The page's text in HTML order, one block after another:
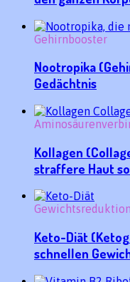
Gehirnbooster
Nootropika
Gedächtnis
Kollagen
straffere Haut
Gewichtsreduktion
Keto-Diät
schnellen